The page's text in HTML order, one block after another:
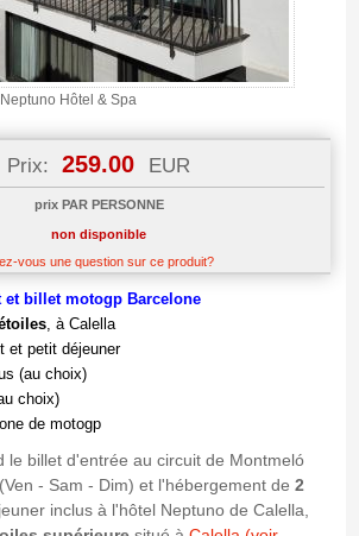
Neptuno Hôtel & Spa
Prix: 259.00 EUR
prix PAR PERSONNE
non disponible
vous une question sur ce produit?
et billet motogp Barcelone
, à Calella
et petit déjeuner
(au choix)
choix)
de motogp
le billet d'entrée au circuit de Montmeló
- Sam - Dim) et l'hébergement de 2
inclus à l'hôtel Neptuno de Calella,